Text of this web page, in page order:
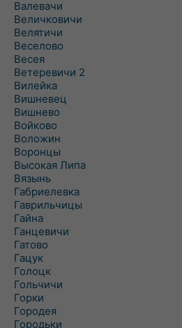
Валевачи
Величковичи
Велятичи
Веселово
Весея
Ветеревичи 2
Вилейка
Вишневец
Вишнево
Войково
Воложин
Воронцы
Высокая Липа
Вязынь
Габриелевка
Гаврильчицы
Гайна
Ганцевичи
Гатово
Гацук
Голоцк
Гольчичи
Горки
Городея
Городьки